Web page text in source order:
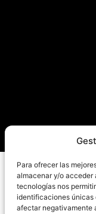
Para ofrecer las
almacenar y/o acceder
tecnologías nos
identificaciones únicas
afectar negativamente